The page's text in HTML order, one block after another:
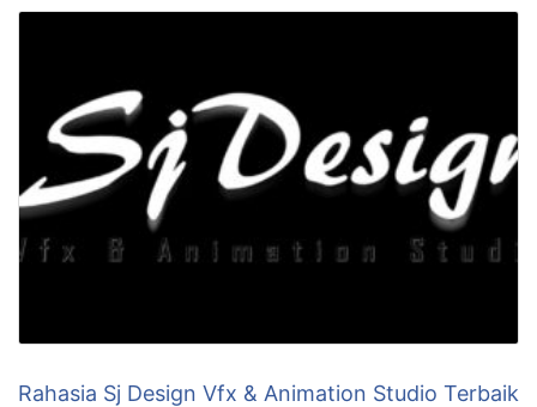
Rahasia Sj Design Vfx & Animation Studio Terbaik